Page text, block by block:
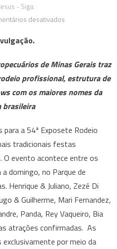
- Siga:
desativadosem
Juliano,
Natanzinho
Lima,
Camargo,
Panda
e
outros
grandes
nomes,
Exposete
2026
abre
venda
de Minas Gerais traz
profissional, estrutura de
com os maiores nomes da
brasileira
a 54ª Exposete Rodeio
tradicionais festas
O evento acontece entre os
domingo, no Parque de
Henrique & Juliano, Zezé Di
& Guilherme, Mari Fernandez,
Panda, Rey Vaqueiro, Bia
atrações confirmadas. As
por meio da